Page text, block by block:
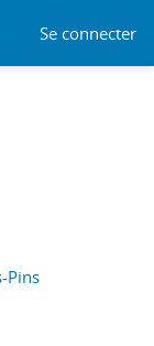
Se connecter
Pins